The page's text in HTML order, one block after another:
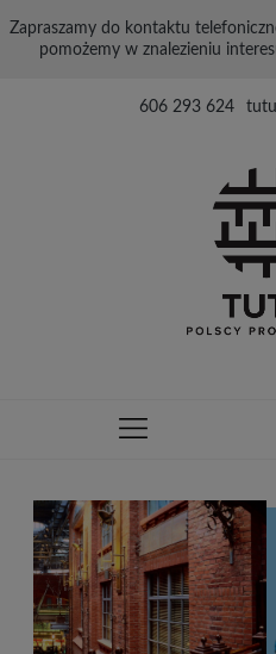
Zapraszamy do kontaktu
pomożemy w znalezieniu
606 293 624